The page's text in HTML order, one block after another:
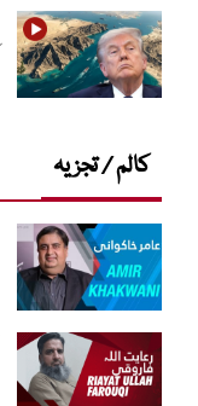
کالم / تجزیہ